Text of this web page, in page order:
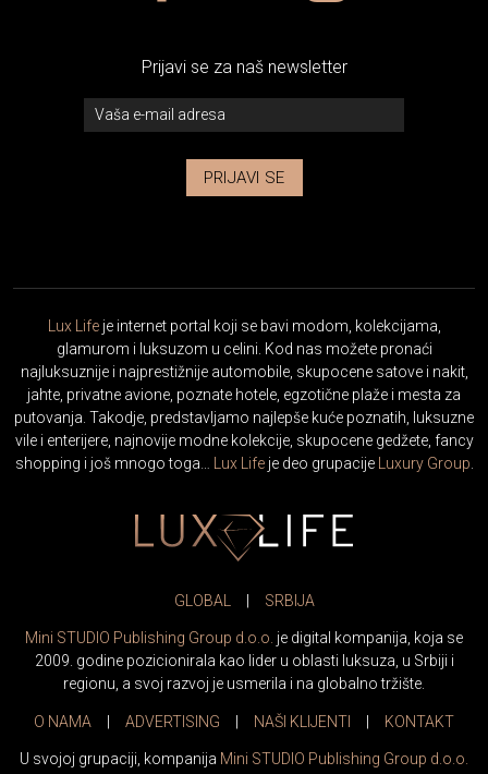
Prijavi se za naš newsletter
PRIJAVI SE
Lux Lifeje internet portal koji se bavi modom, kolekcijama,
glamurom i luksuzom u celini. Kod nas možete pronaći
najluksuznije i najprestižnije automobile, skupocene satove i nakit,
jahte, privatne avione, poznate hotele, egzotične plaže i mesta za
putovanja. Takodje, predstavljamo najlepše kuće poznatih, luksuzne
vile i enterijere, najnovije modne kolekcije, skupocene gedžete, fancy
shopping i još mnogo toga…
Lux Lifeje deo grupacije Luxury Group
GLOBAL SRBIJA
Mini STUDIO Publishing Group d.o.o. je digital kompanija, koja se
2009. godine pozicionirala kao lider u oblasti luksuza, u Srbiji i
regionu, a svoj razvoj je usmerila i na globalno tržište.
O NAMA ADVERTISING NAŠI KLIJENTI KONTAKT
U svojoj grupaciji, kompanija Mini STUDIO Publishing Group d.o.o.